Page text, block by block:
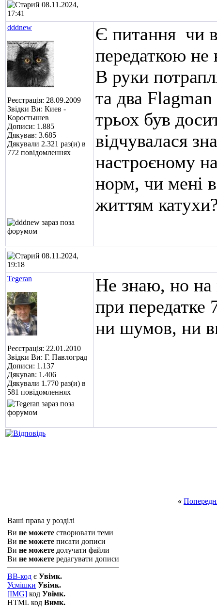
08.11.2024,
17:41
dddnew
Реєстрація: 28.09.2009
Звідки Ви: Киев -
Коростышев
Дописи: 1.885
Дякував: 3.685
Дякували 2.321 раз(и) в
772 повідомленнях
Є питання чи
передаткою не
В руки
та два
трьох був
відчувалася
настроєному
норм, чи мені
життям
08.11.2024,
19:18
Tegeran
Реєстрація: 22.01.2010
Звідки Ви: Г. Павлоград
Дописи: 1.137
Дякував: 1.406
Дякували 1.770 раз(и) в
581 повідомленнях
Не знаю, но на
при передатке
ни шумов, ни
«
Ваші права у розділі
Ви не можете створювати теми
Ви не можете писати дописи
Ви не можете долучати файли
Ви не можете редагувати дописи
BB-код є Увімк.
Усмішки Увімк.
[IMG] код Увімк.
HTML код Вимк.